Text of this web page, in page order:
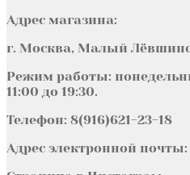
Адрес магазина:
г. Москва, Малый
Режим работы:
11:00 до 19:30.
Телефон: 8(916)621-23-18
Адрес электронной почты: